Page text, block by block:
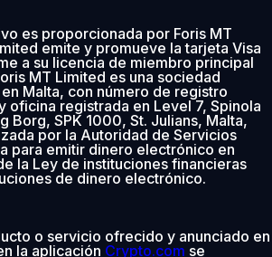
es proporcionada por Foris MT
emite y promueve la tarjeta Visa
a su licencia de miembro principal
MT Limited es una sociedad
Malta, con número de registro
oficina registrada en Level 7, Spinola
Borg, SPK 1000, St. Julians, Malta,
por la Autoridad de Servicios
para emitir dinero electrónico en
la Ley de instituciones financieras
de dinero electrónico.
o servicio ofrecido y anunciado en
la aplicación Crypto.com se